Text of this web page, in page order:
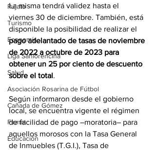
Pujato
Turismo
Economía
Liga Sanlorencina
Salud
Asociación Rosarina de Fútbol
Cañada de Gómez
Firmat
Educación
La misma tendrá validez hasta el
viernes 30 de diciembre. También, está
disponible la posibilidad de realizar el
pago adelantado de tasas de noviembre
de 2022 a octubre de 2023 para
obtener un 25 por ciento de descuento
sobre el total.
Según informaron desde el gobierno
local, se encuentra vigente el régimen
de facilidad de pago –moratoria– para
aquellos morosos con la Tasa General
de Inmuebles (T.G.I.), Tasa de